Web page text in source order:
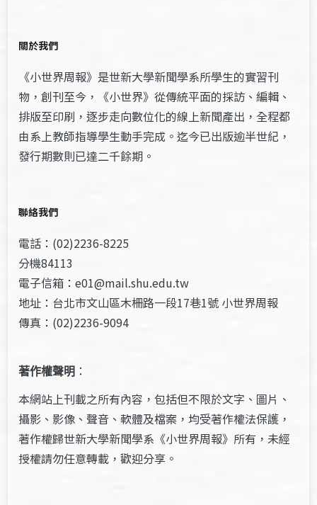
關於我們
《小世界周報》是世新大學新聞學系所學生的實習刊
物，創刊至今，《小世界》從傳統平面的採訪、編輯、
排版至印刷，逐步走向數位化的線上新聞產出，全程都
由系上教師指導學生動手完成。迄今已出版逾半世紀，
發行期數則已達二千餘期。
聯絡我們
電話：(02)2236-8225
分機84113
電子信箱：e01@mail.shu.edu.tw
地址：台北市文山區木柵路一段17巷1號 小世界周報
傳真：(02)2236-9094
著作權聲明 ：
本網站上刊載之所有內容，包括但不限於文字、圖片、
攝影、影像、聲音、軟體及檔案，均受著作權法保護，
著作權歸世新大學新聞學系《小世界周報》所有，未經
授權請勿任意轉載，歡迎分享。